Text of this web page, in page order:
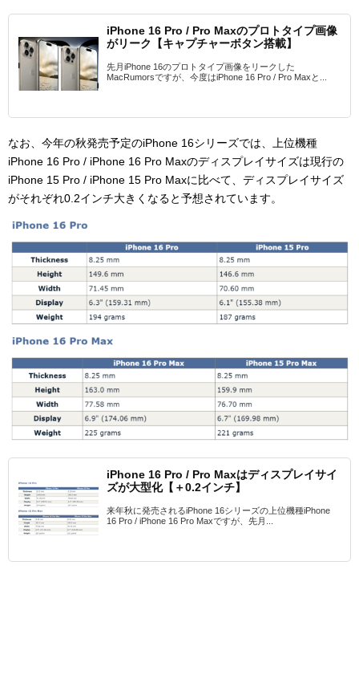
iPhone 16 Pro / Pro Maxのプロトタイプ画像
がリーク【キャプチャーボタン搭載】
先月iPhone 16のプロトタイプ画像をリークした
MacRumorsですが、今度はiPhone 16 Pro / Pro Maxと...
なお、今年の秋発売予定のiPhone 16シリーズでは、
上位機種
iPhone 16 Pro / iPhone 16 Pro Maxのディスプレイサイズは現行の
iPhone 15 Pro / iPhone 15 Pro Maxに比べて、ディスプレイサイズ
がそれぞれ0.2インチ大きくなると予想されています。
iPhone 16 Pro / Pro Maxはディスプレイサイ
ズが大型化【＋0.2インチ】
来年秋に発売されるiPhone 16シリーズの上位機種iPhone
16 Pro / iPhone 16 Pro Maxですが、先月...